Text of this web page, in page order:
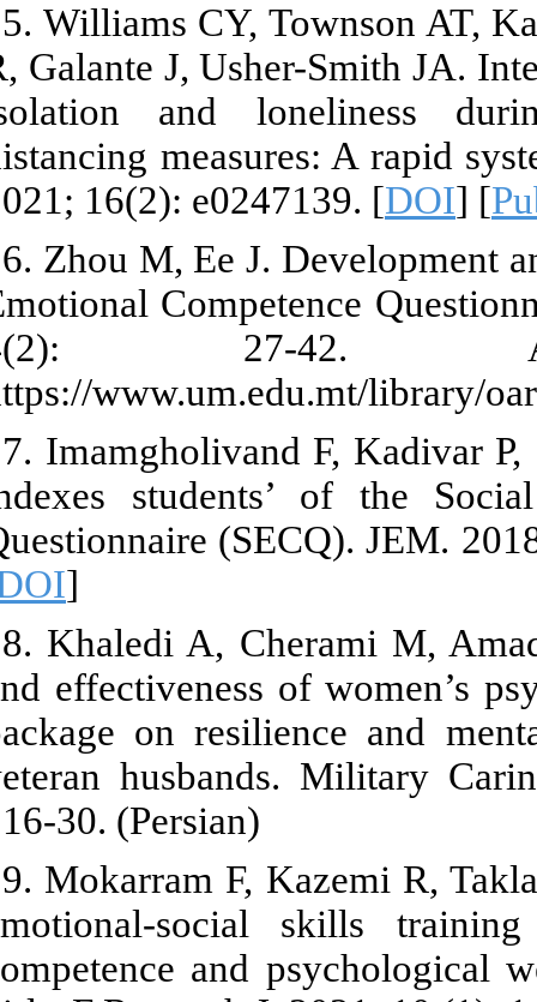
25. Williams
R, Galante J,
isolation
distancing
2021; 16(2):
26. Zhou M,
Emotional
4(2):
https://
27.
indexes
28. Khaledi
and
package on
veteran
29.
emotional-
competence